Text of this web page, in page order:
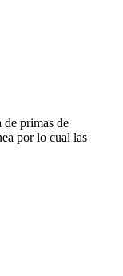
de primas de
por lo cual las